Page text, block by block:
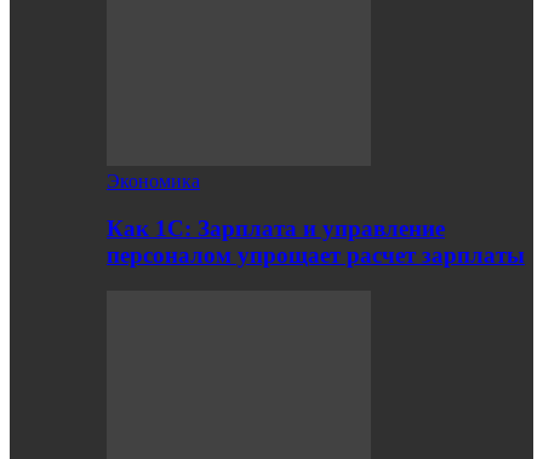
Экономика
Как 1С: Зарплата и управление
персоналом упрощает расчет зарплаты